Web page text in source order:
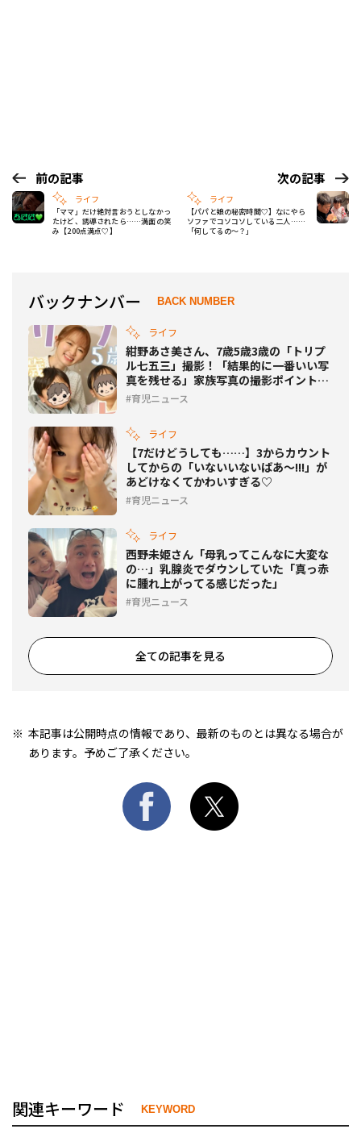
前の記事
ライフ
「ママ」だけ絶対言おうとしなかっ
たけど、誘導されたら……満面の笑
み【200点満点♡】
次の記事
ライフ
【パパと娘の秘密時間♡】なにやら
ソファでコソコソしている二人……
「何してるの～？」
バックナンバー BACK NUMBER
ライフ
紺野あさ美さん、7歳5歳3歳の「トリプ
ル七五三」撮影！「結果的に一番いい写
真を残せる」家族写真の撮影ポイントと
は？
育児ニュース
ライフ
【7だけどうしても……】3からカウント
してからの「いないいないばあ～!!!」が
あどけなくてかわいすぎる♡
育児ニュース
ライフ
西野未姫さん「母乳ってこんなに大変な
の…」乳腺炎でダウンしていた「真っ赤
に腫れ上がってる感じだった」
育児ニュース
全ての記事を見る
本記事は公開時点の情報であり、最新のものとは異なる場合が
あります。予めご了承ください。
関連キーワード KEYWORD